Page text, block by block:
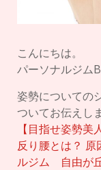
こんにちは。
パーソナルジム
姿勢についての
ついてお伝えし
【目指せ姿勢
反り腰とは？
ルジム 自由が